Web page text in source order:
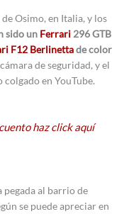
Osimo, en Italia, y los
sido un Ferrari 296 GTB
F12 Berlinettade color
de seguridad, y el
colgado en YouTube.
haz click aquí
al barrio de
se puede apreciar en